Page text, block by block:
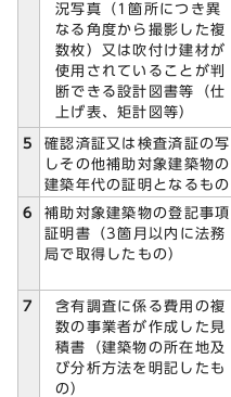
況写真（1箇所につき異
なる角度から撮影した複
数枚）又は吹付け建材が
使用されていることが判
断できる設計図書等（仕
上げ表、矩計図等）
5
確認済証又は検査済証の写
しその他補助対象建築物の
建築年代の証明となるもの
6
補助対象建築物の登記事項
証明書（3箇月以内に法務
局で取得したもの）
7
含有調査に係る費用の複
数の事業者が作成した見
積書（建築物の所在地及
び分析方法を明記したも
の）